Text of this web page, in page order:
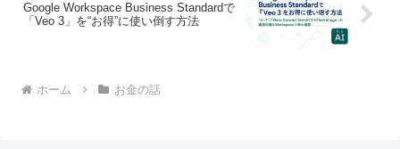
Google Workspace Business Standardで
「Veo 3」を“お得”に使い倒す方法
ホーム お金の話